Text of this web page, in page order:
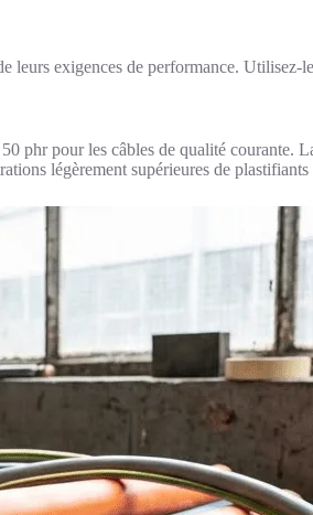
exigences de performance. Utilisez-
phr pour les câbles de qualité
légèrement supérieures de